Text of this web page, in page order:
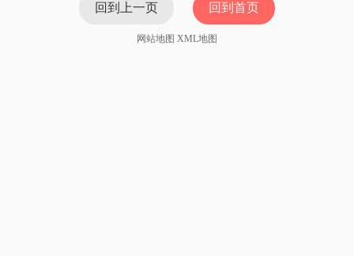
回到上一页 回到首页
网站地图 XML地图